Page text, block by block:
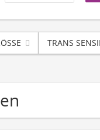
TRANS